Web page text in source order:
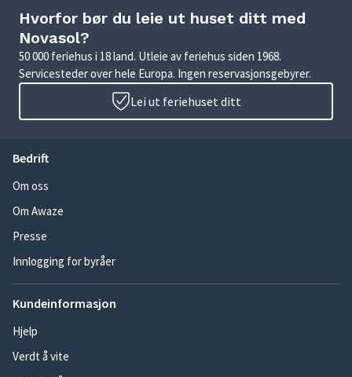
Hvorfor bør du leie ut huset ditt med
Novasol?
50 000 feriehus i 18 land. Utleie av feriehus siden 1968.
Servicesteder over hele Europa. Ingen reservasjonsgebyrer.
Lei ut feriehuset ditt
Bedrift
Om oss
Om Awaze
Presse
Innlogging for byråer
Kundeinformasjon
Hjelp
Verdt å vite